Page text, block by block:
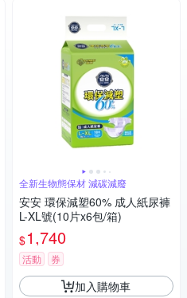
全新生物態保材 減碳減廢
安安 環保減塑60% 成人紙尿褲
L-XL號(10片x6包/箱)
$1,740
活動 券
加入購物車